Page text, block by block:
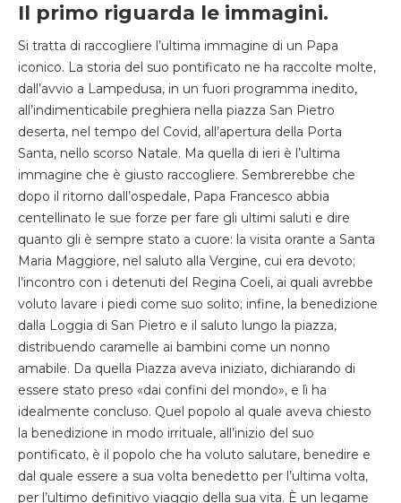
Il primo riguarda le immagini.
Si tratta di raccogliere l’ultima immagine di un Papa
iconico. La storia del suo pontificato ne ha raccolte molte,
dall’avvio a Lampedusa, in un fuori programma inedito,
all’indimenticabile preghiera nella piazza San Pietro
deserta, nel tempo del Covid, all’apertura della Porta
Santa, nello scorso Natale. Ma quella di ieri è l’ultima
immagine che è giusto raccogliere. Sembrerebbe che
dopo il ritorno dall’ospedale, Papa Francesco abbia
centellinato le sue forze per fare gli ultimi saluti e dire
quanto gli è sempre stato a cuore: la visita orante a Santa
Maria Maggiore, nel saluto alla Vergine, cui era devoto;
l’incontro con i detenuti del Regina Coeli, ai quali avrebbe
voluto lavare i piedi come suo solito; infine, la benedizione
dalla Loggia di San Pietro e il saluto lungo la piazza,
distribuendo caramelle ai bambini come un nonno
amabile. Da quella Piazza aveva iniziato, dichiarando di
essere stato preso «dai confini del mondo», e lì ha
idealmente concluso. Quel popolo al quale aveva chiesto
la benedizione in modo irrituale, all’inizio del suo
pontificato, è il popolo che ha voluto salutare, benedire e
dal quale essere a sua volta benedetto per l’ultima volta,
per l’ultimo definitivo viaggio della sua vita. È un legame